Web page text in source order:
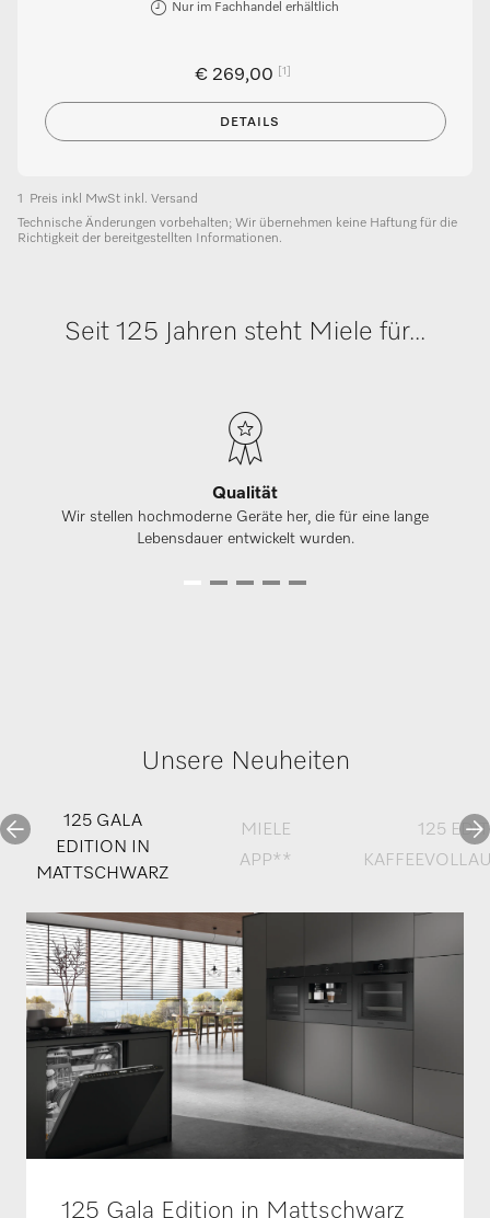
Nur im Fachhandel erhältlich
€ 269,00 [1]
DETAILS
1
Preis inkl MwSt inkl. Versand
Technische Änderungen vorbehalten; Wir übernehmen keine Haftung für die
Richtigkeit der bereitgestellten Informationen.
Seit 125 Jahren steht Miele für...
Qualität
Wir stellen hochmoderne Geräte her, die für eine lange
Lebensdauer entwickelt wurden.
Unsere Neuheiten
125 GALA
EDITION IN
MATTSCHWARZ
MIELE
APP**
125
125 Gala Edition in Mattschwarz